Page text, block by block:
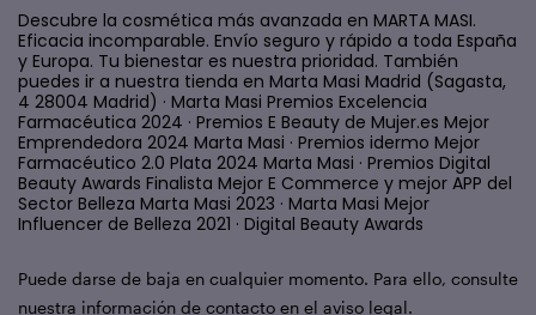
Descubre la cosmética más avanzada en MARTA MASI.
Eficacia incomparable. Envío seguro y rápido a toda España
y Europa. Tu bienestar es nuestra prioridad. También
puedes ir a nuestra tienda en Marta Masi Madrid (Sagasta,
4 28004 Madrid) · Marta Masi Premios Excelencia
Farmacéutica 2024 · Premios E Beauty de Mujer.es Mejor
Emprendedora 2024 Marta Masi · Premios idermo Mejor
Farmacéutico 2.0 Plata 2024 Marta Masi · Premios Digital
Beauty Awards Finalista Mejor E Commerce y mejor APP del
Sector Belleza Marta Masi 2023 · Marta Masi Mejor
Influencer de Belleza 2021 · Digital Beauty Awards
Puede darse de baja en cualquier momento. Para ello, consulte
nuestra información de contacto en el aviso legal.